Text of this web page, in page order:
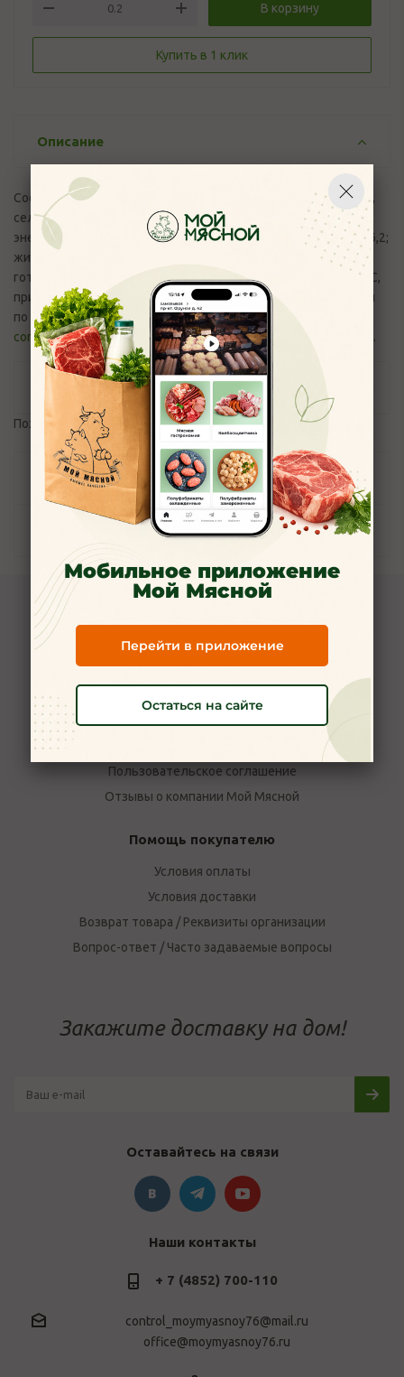
В корзину
Купить в 1 клик
Описание
Состав: Свекла, картофель, морковь, лук репчатый красный,
сельдь филе, яйцо куриное, майонез 67%. Пищевая и
энергетическая ценность (средние значения) 100 г: белки - 6,2;
жиры - 13,2; углеводы - 5,9 г; 172,4 ккал/ 707,3 Кдж. Продукт
готов к употреблению.Хранить при температуре от 0 до 4°С,
при влажности воздуха не более 75%. Вопросы и претензии
по качеству продукции принимаются по эл.адресу:
control_moymyasnoy76@mail.ruи телефону +7(4852) 700-110.
Пожалуйста, авторизуйтесь, чтобы оставить отзыв.
Задать вопрос
О компании
Новости
Пользовательское соглашение
Отзывы о компании Мой Мясной
Помощь покупателю
Условия оплаты
Условия доставки
Возврат товара / Реквизиты организации
Вопрос-ответ / Часто задаваемые вопросы
Закажите доставку на дом!
Оставайтесь на связи
Наши контакты
+ 7 (4852) 700-110
control_moymyasnoy76@mail.ru
office@moymyasnoy76.ru
Мобильное приложение
Мой Мясной
Перейти в приложение
Остаться на сайте